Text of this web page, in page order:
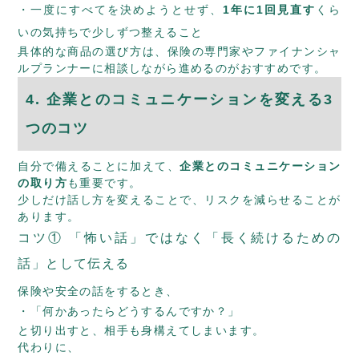
一度にすべてを決めようとせず、 1年に1回見直す くら
いの気持ちで少しずつ整えること
具体的な商品の選び方は、保険の専門家やファイナンシャ
ルプランナーに相談しながら進めるのがおすすめです。
4. 企業とのコミュニケーションを変える3
つのコツ
自分で備えることに加えて、企業とのコミュニケーション
の取り方も重要です。
少しだけ話し方を変えることで、リスクを減らせることが
あります。
コツ① 「怖い話」ではなく「長く続けるための
話」として伝える
保険や安全の話をするとき、
「何かあったらどうするんですか？」
と切り出すと、相手も身構えてしまいます。
代わりに、